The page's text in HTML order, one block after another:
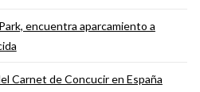
encuentra aparcamiento a
Carnet de Concucir en España